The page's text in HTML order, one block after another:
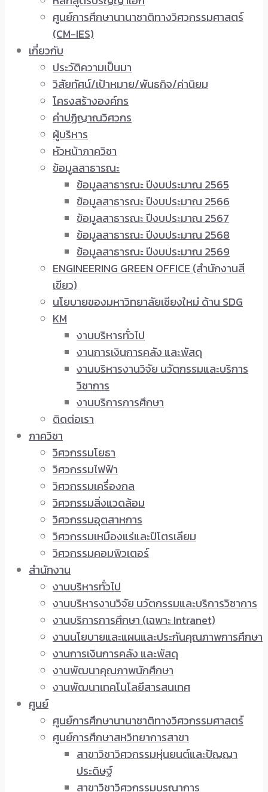
ศูนย์การศึกษานานาชาติทางวิศวกรรมศาสตร์
(CM-IES)
เกี่ยวกับ
ประวัติความเป็นมา
วิสัยทัศน์/เป้าหมาย/พันธกิจ/ค่านิยม
โครงสร้างองค์กร
คำปฏิญาณวิศวกร
ผู้บริหาร
หัวหน้าภาควิชา
ข้อมูลสาธารณะ
ข้อมูลสาธารณะ ปีงบประมาณ 2565
ข้อมูลสาธารณะ ปีงบประมาณ 2566
ข้อมูลสาธารณะ ปีงบประมาณ 2567
ข้อมูลสาธารณะ ปีงบประมาณ 2568
ข้อมูลสาธารณะ ปีงบประมาณ 2569
ENGINEERING GREEN OFFICE (สำนักงานสี
เขียว)
นโยบายของมหาวิทยาลัยเชียงใหม่ ด้าน SDG
KM
งานบริหารทั่วไป
งานการเงินการคลัง และพัสดุ
งานบริหารงานวิจัย นวัตกรรมและบริการ
วิชาการ
งานบริการการศึกษา
ติดต่อเรา
ภาควิชา
วิศวกรรมโยธา
วิศวกรรมไฟฟ้า
วิศวกรรมเครื่องกล
วิศวกรรมสิ่งแวดล้อม
วิศวกรรมอุตสาหการ
วิศวกรรมเหมืองแร่และปิโตรเลียม
วิศวกรรมคอมพิวเตอร์
สำนักงาน
งานบริหารทั่วไป
งานบริหารงานวิจัย นวัตกรรมและบริการวิชาการ
งานบริการการศึกษา (เฉพาะ Intranet)
งานนโยบายและแผนและประกันคุณภาพการศึกษา
งานการเงินการคลัง และพัสดุ
งานพัฒนาคุณภาพนักศึกษา
งานพัฒนาเทคโนโลยีสารสนเทศ
ศูนย์
ศูนย์การศึกษานานาชาติทางวิศวกรรมศาสตร์
ศูนย์การศึกษาสหวิทยาการสาขา
สาขาวิชาวิศวกรรมหุ่นยนต์และปัญญา
ประดิษฐ์
สาขาวิชาวิศวกรรมบูรณาการ